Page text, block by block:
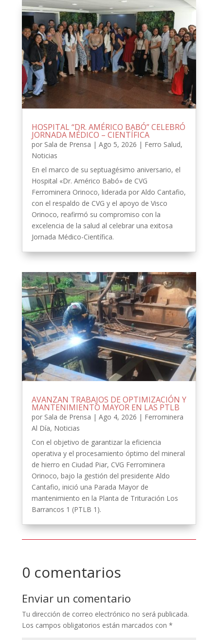
HOSPITAL “DR. AMÉRICO BABÓ” CELEBRÓ
JORNADA MÉDICO – CIENTÍFICA
por Sala de Prensa | Ago 5, 2026 | Ferro Salud,
Noticias
En el marco de su septuagésimo aniversario, el
Hospital «Dr. Américo Babó» de CVG
Ferrominera Orinoco, liderada por Aldo Cantafio,
con el respaldo de CVG y el apoyo de Visco
Orinoco, reafirmó su compromiso con la
excelencia de la salud al celebrar una exitosa
Jornada Médico-Científica.
AVANZAN TRABAJOS DE OPTIMIZACIÓN Y
MANTENIMIENTO MAYOR EN LAS PTLB
por Sala de Prensa | Ago 4, 2026 | Ferrominera
Al Día, Noticias
Con el objetivo de garantizar la eficiencia
operativa y el procesamiento óptimo del mineral
de hierro en Ciudad Piar, CVG Ferrominera
Orinoco, bajo la gestión del presidente Aldo
Cantafio, inició una Parada Mayor de
mantenimiento en la Planta de Trituración Los
Barrancos 1 (PTLB 1).
0 comentarios
Enviar un comentario
Tu dirección de correo electrónico no será publicada.
Los campos obligatorios están marcados con *